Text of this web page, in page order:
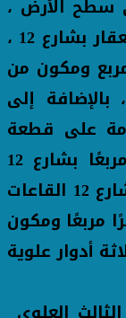
سطح الأرض ،
كما تم تنفيذ إزالة لأجزاء مخالفة بعقار بشارع 12 ،
تقارب 200 متر مربع ومكون من
إلى
على قطعة
أرض فضاء بمساحة نحو 50 مترًا مربعًا بشارع 12
القاعات فضلا عن إزالة عقار آخر بشارع 12 القاعات
مساحة تقدر بنحو 150 مترًا مربعًا ومكون
أدوار علوية